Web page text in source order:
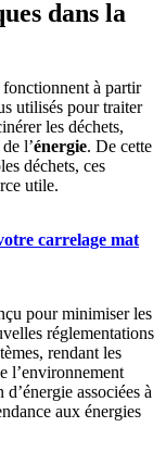
dans la
à partir
utilisés pour traiter
les déchets,
l’énergie. De cette
déchets, ces
utile.
carrelage mat
pour minimiser les
réglementations
rendant les
l’environnement
associées à
aux énergies